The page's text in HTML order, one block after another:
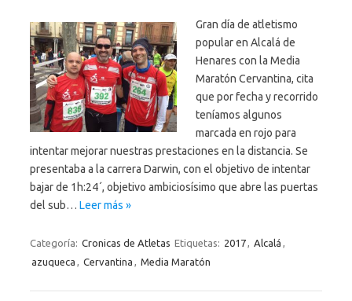
Gran día de atletismo
popular en Alcalá de
Henares con la Media
Maratón Cervantina, cita
que por fecha y recorrido
teníamos algunos
marcada en rojo para
intentar mejorar nuestras prestaciones en la distancia. Se
presentaba a la carrera Darwin, con el objetivo de intentar
bajar de 1h:24´, objetivo ambiciosísimo que abre las puertas
del sub… Leer más »
Categoría: Cronicas de Atletas Etiquetas: 2017, Alcalá ,
azuqueca , Cervantina , Media Maratón